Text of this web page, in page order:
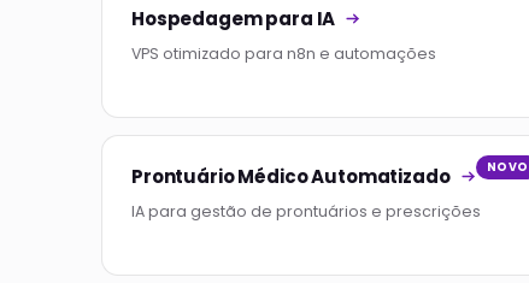
Hospedagem para IA
VPS otimizado para n8n e automações
NOVO
Prontuário Médico Automatizado
IA para gestão de prontuários e prescrições